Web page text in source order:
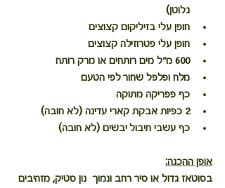
גלוטן)
חופן עלי בזיליקום קצוצים
חופן עלי פטרוזילה קצוצים
600 מ"ל מים רותחים או מרק רותח
מלח ופלפל שחור לפי הטעם
כף פפריקה מתוקה
2 כפיות אבקת קארי עדינה (לא חובה)
כף עשבי תיבול יבשים (לא חובה)
אופן ההכנה:
בסוטאז גדול או סיר רחב ונמוך  נון סטיק, מזהיבים